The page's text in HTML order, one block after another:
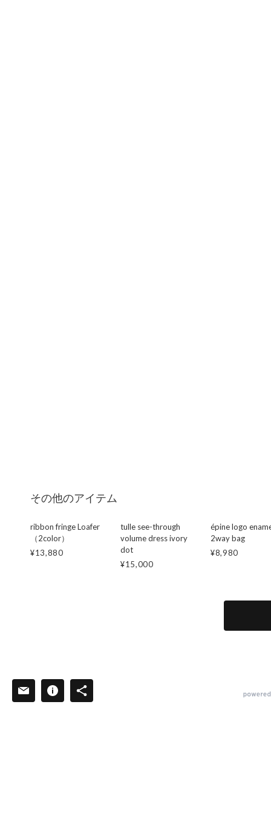
その他のアイテム
ribbon fringe Loafer
（2color）
¥13,880
tulle see-through
volume dress ivory
dot
¥15,000
épine logo
2way bag
¥8,980